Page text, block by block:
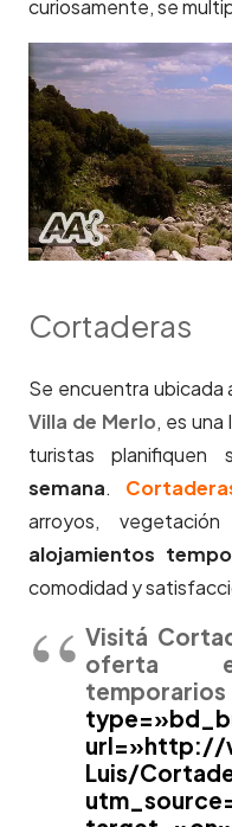
curiosamente, se
Cortaderas
Se encuentra ubicada
Villa de Merlo, es
turistas planifiquen
semana.
arroyos,
alojamientos
comodidad y
Visitá
oferta
temporarios
url=»http://
Luis/